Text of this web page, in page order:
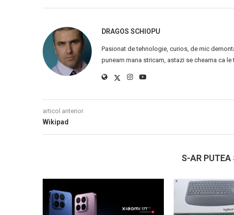
DRAGOS SCHIOPU
Pasionat de tehnologie, curios, de mic
puneam mana stricam, astazi se cheama ca le
articol anterior
Wikipad
S-AR